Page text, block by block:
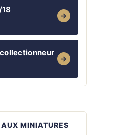
→
collectionneur
→
AUX MINIATURES